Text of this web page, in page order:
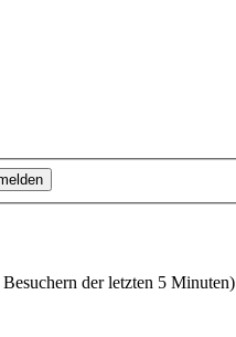
der letzten 5 Minuten)